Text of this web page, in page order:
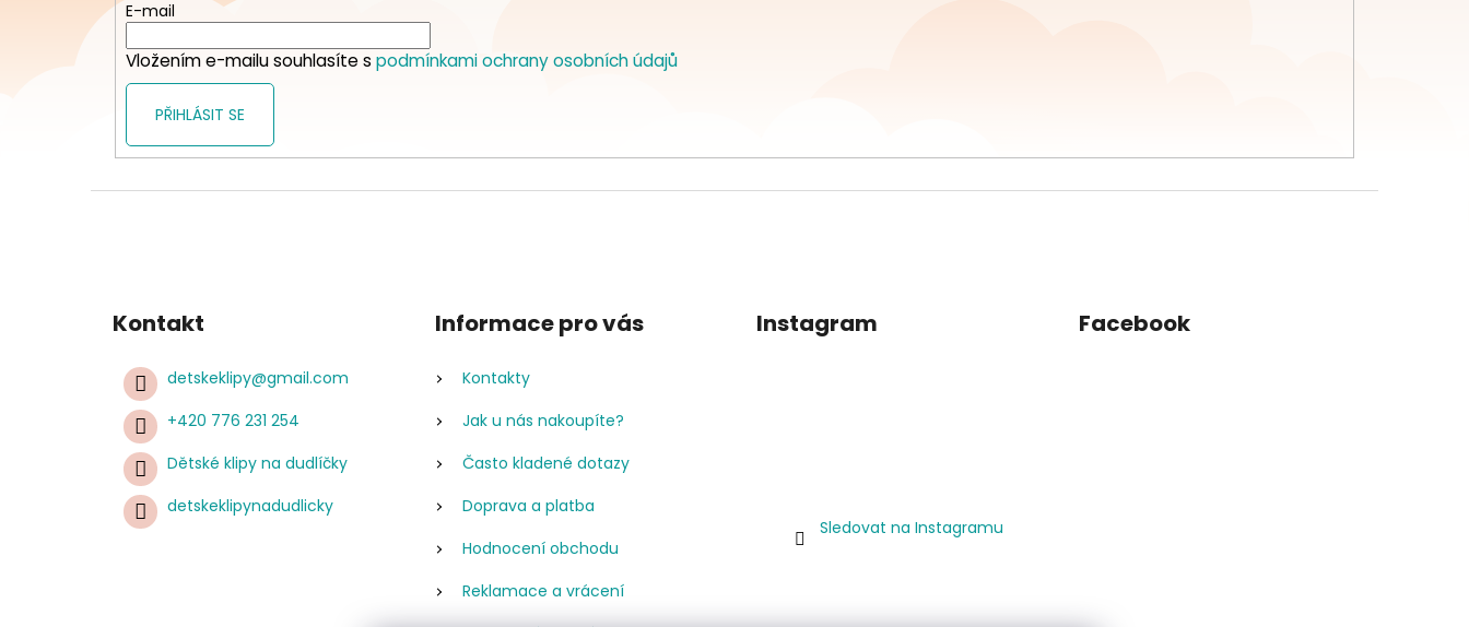
E-mail
Vložením e-mailu souhlasíte s podmínkami ochrany osobních údajů
PŘIHLÁSIT SE
Kontakt
detskeklipy@gmail.com
+420 776 231 254
Dětské klipy na dudlíčky
detskeklipynadudlicky
Informace pro vás
Kontakty
Jak u nás nakoupíte?
Často kladené dotazy
Doprava a platba
Hodnocení obchodu
Reklamace a vrácení
Instagram
Sledovat na Instagramu
Facebook